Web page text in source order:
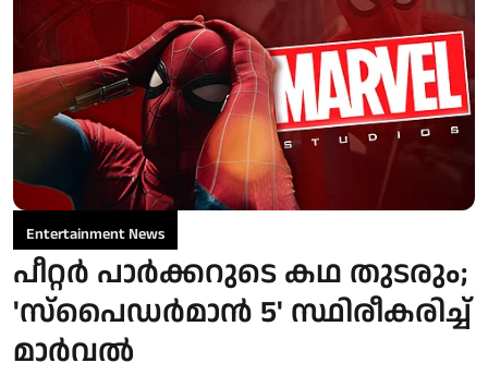
Entertainment News
പീറ്റർ പാർക്കറുടെ കഥ തുടരും;
'സ്‌പൈഡർമാൻ 5' സ്ഥിരീകരിച്ച്
മാർവൽ